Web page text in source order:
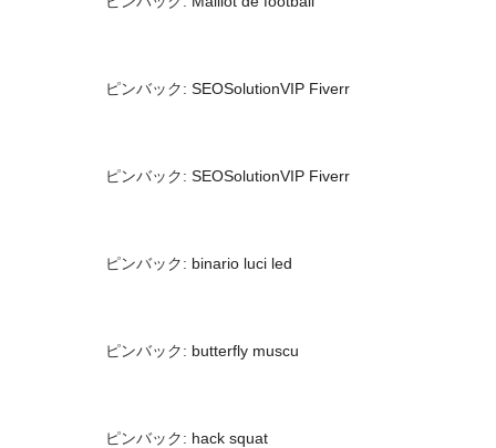
ピンバック: SEOSolutionVIP Fiverr
ピンバック: SEOSolutionVIP Fiverr
ピンバック: binario luci led
ピンバック: butterfly muscu
ピンバック: hack squat